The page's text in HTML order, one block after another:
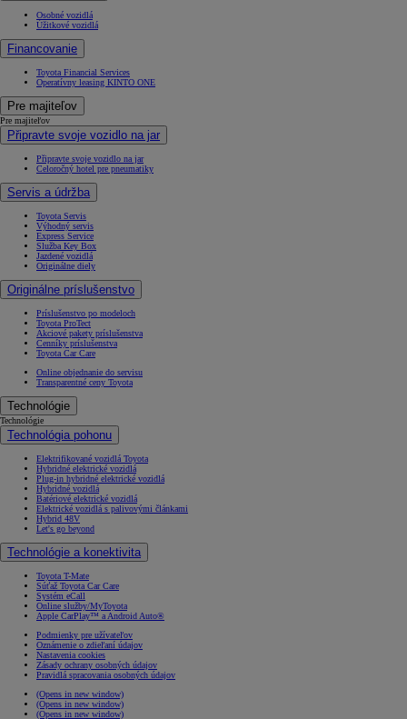
Osobné vozidlá
Úžitkové vozidlá
Financovanie
Toyota Financial Services
Operatívny leasing KINTO ONE
Pre majiteľov
Pre majiteľov
Připravte svoje vozidlo na jar
Připravte svoje vozidlo na jar
Celoročný hotel pre pneumatiky
Servis a údržba
Toyota Servis
Výhodný servis
Express Service
Služba Key Box
Jazdené vozidlá
Originálne diely
Originálne príslušenstvo
Príslušenstvo po modeloch
Toyota ProTect
Akciové pakety príslušenstva
Cenníky príslušenstva
Toyota Car Care
Online objednanie do servisu
Transparentné ceny Toyota
Technológie
Technológie
Technológia pohonu
Elektrifikované vozidlá Toyota
Hybridné elektrické vozidlá
Plug-in hybridné elektrické vozidlá
Hybridné vozidlá
Batériové elektrické vozidlá
Elektrické vozidlá s palivovými článkami
Hybrid 48V
Let's go beyond
Technológie a konektivita
Toyota T-Mate
Súťaž Toyota Car Care
Systém eCall
Online služby/MyToyota
Apple CarPlay™ a Android Auto®
Podmienky pre užívateľov
Oznámenie o zdieľaní údajov
Nastavenia cookies
Zásady ochrany osobných údajov
Pravidlá spracovania osobných údajov
(Opens in new window)
(Opens in new window)
(Opens in new window)